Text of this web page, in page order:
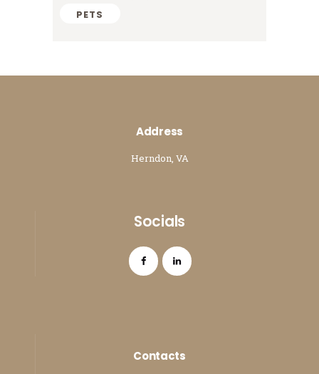
PETS
Address
Herndon, VA
Socials
Contacts